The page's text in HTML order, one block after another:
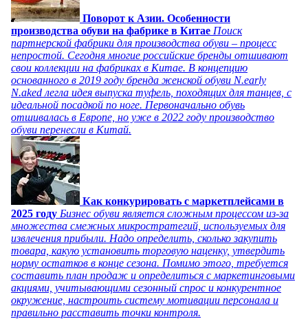
Поворот к Азии. Особенности
производства обуви на фабрике в Китае Поиск
партнерской фабрики для производства обуви – процесс
непростой. Сегодня многие российские бренды отшивают
свои коллекции на фабриках в Китае. В концепцию
основанного в 2019 году бренда женской обуви N.early
N.aked легла идея выпуска туфель, походящих для танцев, с
идеальной посадкой по ноге. Первоначально обувь
отшивалась в Европе, но уже в 2022 году производство
обуви перенесли в Китай.
Как конкурировать с маркетплейсами в
2025 году Бизнес обуви является сложным процессом из-за
множества смежных микростратегий, используемых для
извлечения прибыли. Надо определить, сколько закупить
товара, какую установить торговую наценку, утвердить
норму остатков в конце сезона. Помимо этого, требуется
составить план продаж и определиться с маркетинговыми
акциями, учитывающими сезонный спрос и конкурентное
окружение, настроить систему мотивации персонала и
правильно расставить точки контроля.